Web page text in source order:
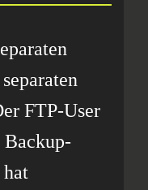
FTP-User
Backup-